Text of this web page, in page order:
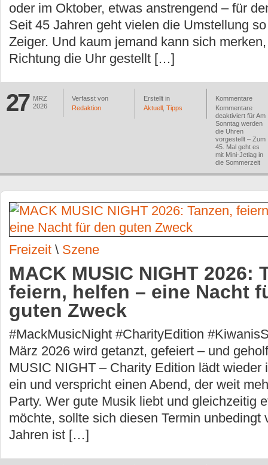
oder im Oktober, etwas anstrengend – für
Seit 45 Jahren geht vielen die Umstellung
Zeiger. Und kaum jemand kann sich
Richtung die Uhr gestellt […]
27
MRZ
2026
Verfasst von
Redaktion
Erstellt in
Aktuell Tipps
Kommentare
Kommentare
deaktiviert für Am
Sonntag werden
die Uhren
vorgestellt – Zum
45. Mal geht es
mit Mini-Jetlag in
die Sommerzeit
Freizeit \ Szene
MACK MUSIC NIGHT 2026:
feiern, helfen – eine Nacht
guten Zweck
#MackMusicNight #CharityEdition
März 2026 wird getanzt, gefeiert – und
MUSIC NIGHT – Charity Edition lädt wieder
ein und verspricht einen Abend, der weit
Party. Wer gute Musik liebt und gleichzeitig
möchte, sollte sich diesen Termin unbedingt
Jahren ist […]